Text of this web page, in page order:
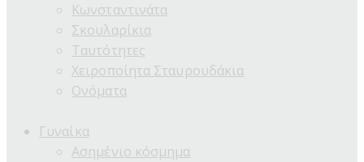
Κωνσταντινάτα
Σκουλαρίκια
Ταυτότητες
Χειροποίητα Σταυρουδάκια
Ονόματα
Γυναίκα
Ασημένιο κόσμημα